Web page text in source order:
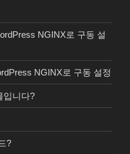
NGINX로 구동 설
NGINX로 구동 설정
입니다?
?